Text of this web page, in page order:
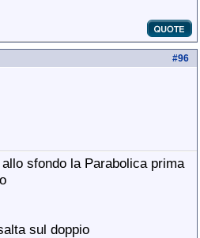
#96
sfondo la Parabolica prima
sul doppio